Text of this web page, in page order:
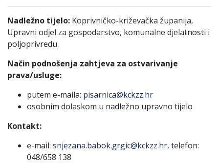
Nadležno tijelo: Koprivničko-križevačka županija,
Upravni odjel za gospodarstvo, komunalne djelatnosti i
poljoprivredu
Način podnošenja zahtjeva za ostvarivanje
prava/usluge:
putem e-maila: pisarnica@kckzz.hr
osobnim dolaskom u nadležno upravno tijelo
Kontakt:
e-mail: snjezana.babok.grgic@kckzz.hr, telefon:
048/658 138